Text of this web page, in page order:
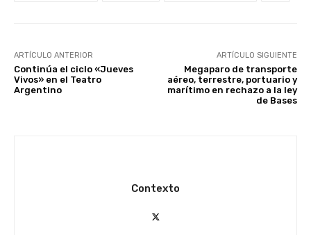
ARTÍCULO ANTERIOR
Continúa el ciclo «Jueves
Vivos» en el Teatro
Argentino
ARTÍCULO SIGUIENTE
Megaparo de transporte
aéreo, terrestre, portuario y
marítimo en rechazo a la ley
de Bases
Contexto